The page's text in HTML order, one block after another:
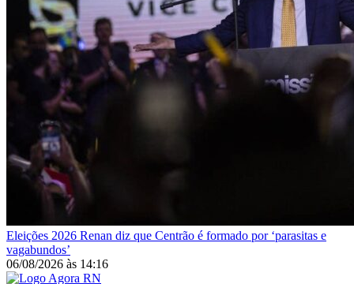
Eleições 2026 Renan diz que Centrão é formado por ‘parasitas e
vagabundos’
06/08/2026 às 14:16